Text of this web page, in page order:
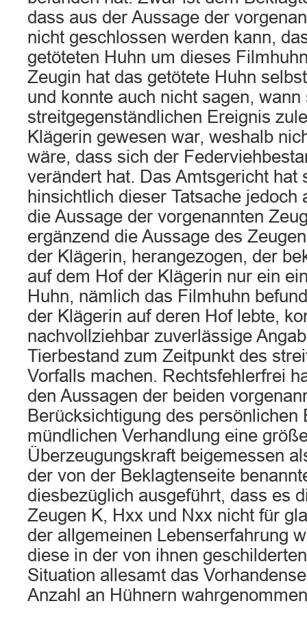
dass aus der Aussage der
nicht geschlossen werden kann,
getöteten Huhn um dieses
Zeugin hat das getötete Huhn
und konnte auch nicht sagen,
streitgegenständlichen Ereignis
Klägerin gewesen war, weshalb
wäre, dass sich der
verändert hat. Das Amtsgericht hat
hinsichtlich dieser Tatsache jedoch
die Aussage der vorgenannten
ergänzend die Aussage des
der Klägerin, herangezogen, der
auf dem Hof der Klägerin nur ein
Huhn, nämlich das Filmhuhn
der Klägerin auf deren Hof lebte,
nachvollziehbar zuverlässige
Tierbestand zum Zeitpunkt des
Vorfalls machen. Rechtsfehlerfrei
den Aussagen der beiden
Berücksichtigung des persönlichen
mündlichen Verhandlung eine
Überzeugungskraft beigemessen
der von der Beklagtenseite
diesbezüglich ausgeführt, dass es
Zeugen K, Hxx und Nxx nicht für
der allgemeinen Lebenserfahrung
diese in der von ihnen
Situation allesamt das
Anzahl an Hühnern